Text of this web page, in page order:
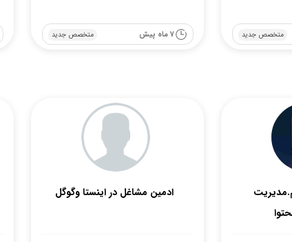
متخصص جدید متخصص جدید 7 ماه پیش
ادمین مشاغل در اینستا وگوگل